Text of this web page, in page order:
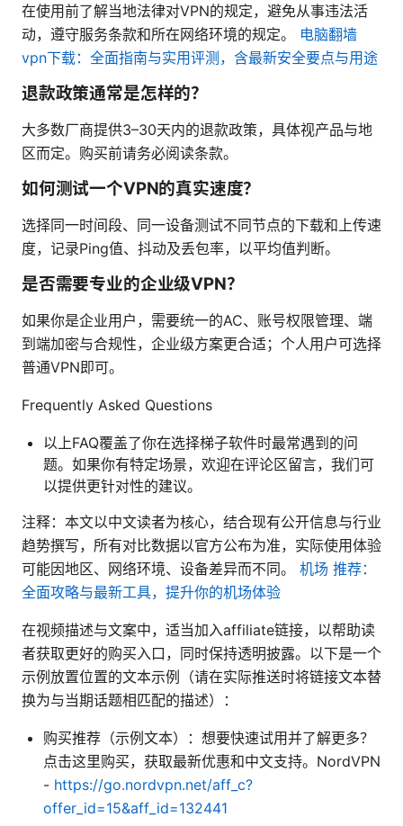
在使用前了解当地法律对VPN的规定，避免从事违法活
动，遵守服务条款和所在网络环境的规定。 电脑翻墙
vpn下载：全面指南与实用评测，含最新安全要点与用途
退款政策通常是怎样的？
大多数厂商提供3–30天内的退款政策，具体视产品与地
区而定。购买前请务必阅读条款。
如何测试一个VPN的真实速度？
选择同一时间段、同一设备测试不同节点的下载和上传速
度，记录Ping值、抖动及丢包率，以平均值判断。
是否需要专业的企业级VPN？
如果你是企业用户，需要统一的AC、账号权限管理、端
到端加密与合规性，企业级方案更合适；个人用户可选择
普通VPN即可。
Frequently Asked Questions
以上FAQ覆盖了你在选择梯子软件时最常遇到的问
题。如果你有特定场景，欢迎在评论区留言，我们可
以提供更针对性的建议。
注释：本文以中文读者为核心，结合现有公开信息与行业
趋势撰写，所有对比数据以官方公布为准，实际使用体验
可能因地区、网络环境、设备差异而不同。 机场 推荐：
全面攻略与最新工具，提升你的机场体验
在视频描述与文案中，适当加入affiliate链接，以帮助读
者获取更好的购买入口，同时保持透明披露。以下是一个
示例放置位置的文本示例（请在实际推送时将链接文本替
换为与当期话题相匹配的描述）：
购买推荐（示例文本）：想要快速试用并了解更多？
点击这里购买，获取最新优惠和中文支持。NordVPN
- https://go.nordvpn.net/aff_c?
offer_id=15&aff_id=132441